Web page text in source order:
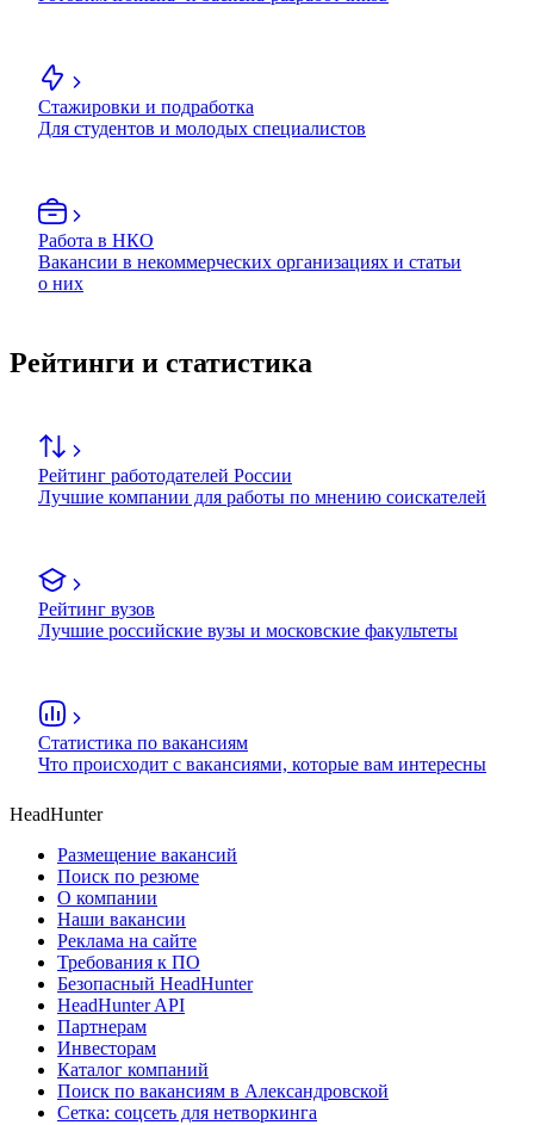
Стажировки и подработка
Для студентов и молодых специалистов
Работа в НКО
Вакансии в некоммерческих организациях и статьи
о них
Рейтинги и статистика
Рейтинг работодателей России
Лучшие компании для работы по мнению соискателей
Рейтинг вузов
Лучшие российские вузы и московские факультеты
Статистика по вакансиям
Что происходит с вакансиями, которые вам интересны
HeadHunter
Размещение вакансий
Поиск по резюме
О компании
Наши вакансии
Реклама на сайте
Требования к ПО
Безопасный HeadHunter
HeadHunter API
Партнерам
Инвесторам
Каталог компаний
Поиск по вакансиям в Александровской
Сетка: соцсеть для нетворкинга